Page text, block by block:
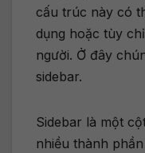
cấu trúc này có
dụng hoặc tùy
người. Ở đây
sidebar.
Sidebar là một
nhiều thành